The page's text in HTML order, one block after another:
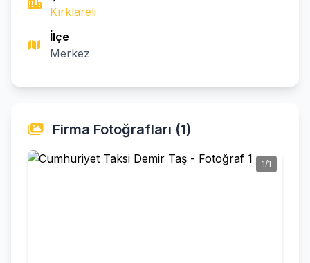
Kırklareli
İlçe
Merkez
Firma Fotoğrafları (1)
1/1